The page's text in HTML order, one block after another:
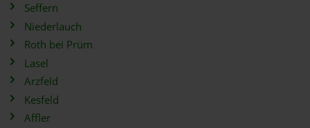
Seffern
Niederlauch
Roth bei Prüm
Lasel
Arzfeld
Kesfeld
Affler